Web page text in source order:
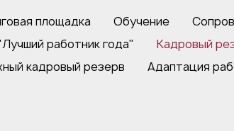
площадка Обучение
работник года"
Кадровый
кадровый резерв
Адаптация